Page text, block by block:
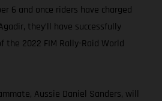
6 and once riders have charged
they’ll have successfully
the 2022 FIM Rally-Raid World
Aussie Daniel Sanders, will